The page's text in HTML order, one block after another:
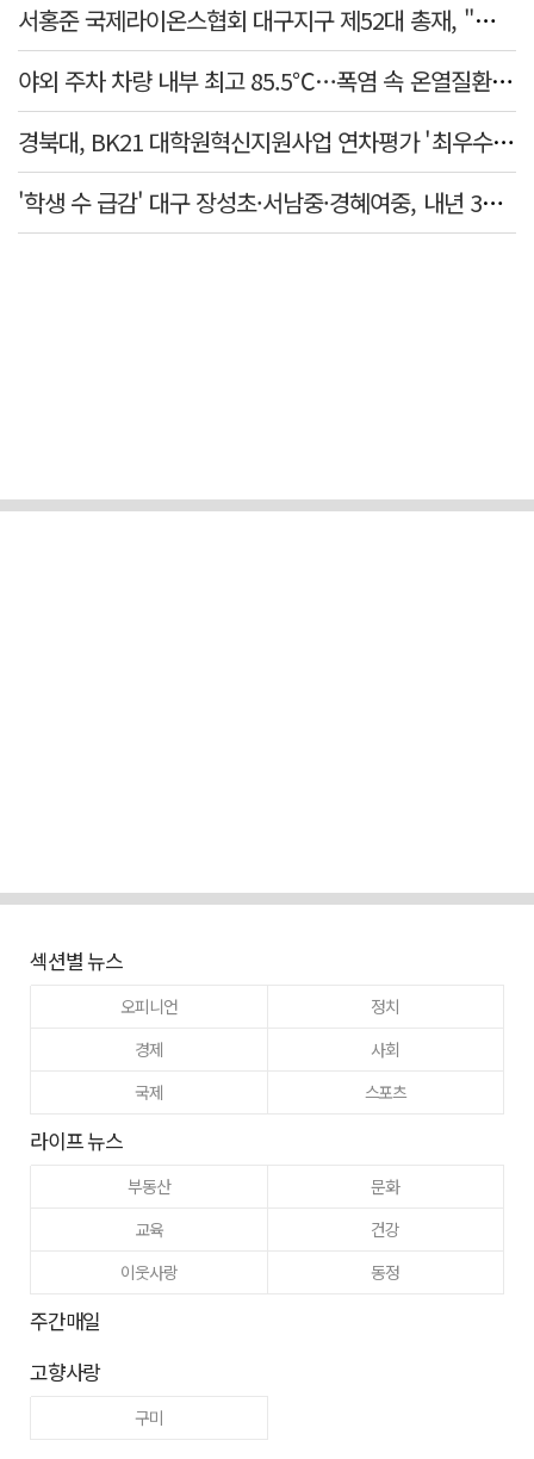
서홍준 국제라이온스협회 대구지구 제52대 총재, "지역사회 모두가 웃는 날까지 봉사"
야외 주차 차량 내부 최고 85.5℃…폭염 속 온열질환·차량 방치사고 주의보
경북대, BK21 대학원혁신지원사업 연차평가 '최우수'… 6년 연속 사업비 증액
'학생 수 급감' 대구 장성초·서남중·경혜여중, 내년 3월 인근 학교와 통합
섹션별 뉴스
오피니언
정치
경제
사회
국제
스포츠
라이프 뉴스
부동산
문화
교육
건강
이웃사랑
동정
주간매일
고향사랑
구미